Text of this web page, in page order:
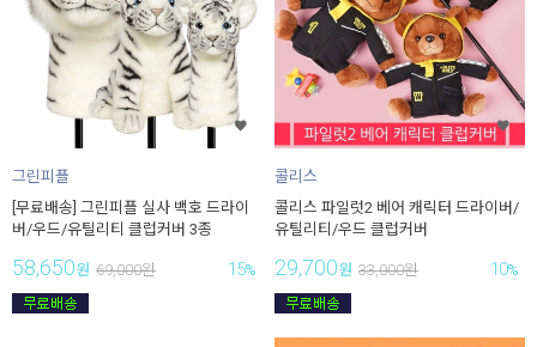
그린피플
[무료배송] 그린피플 실사 백호 드라이
버/우드/유틸리티 클럽커버 3종
58,650원 69,000원 15%
콜리스
콜리스 파일럿2 베어 캐릭터 드라이버/
유틸리티/우드 클럽커버
29,700원 33,000원 10%